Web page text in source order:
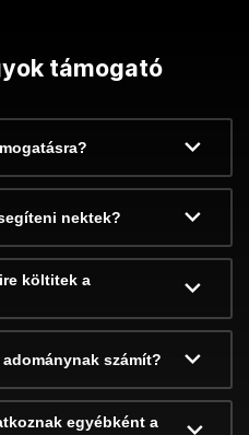
támogató
nektek?
költitek a
számít?
egyébként a